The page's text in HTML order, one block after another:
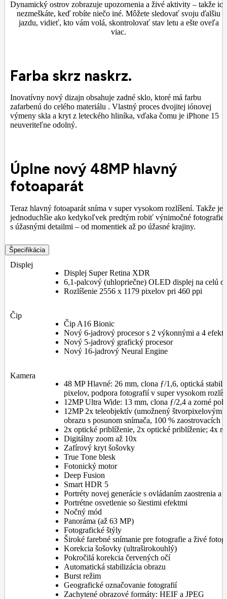
Dynamický ostrov zobrazuje upozornenia a živé aktivity – takže ich
nezmeškáte, keď robíte niečo iné. Môžete sledovať svoju ďalšiu
jazdu, vidieť, kto vám volá, skontrolovať stav letu a ešte oveľa
viac.
Farba skrz naskrz.
Inovatívny nový dizajn obsahuje zadné sklo, ktoré má farbu
zafarbenú do celého materiálu . Vlastný proces dvojitej iónovej
výmeny skla a kryt z leteckého hliníka, vďaka čomu je iPhone 15
neuveriteľne odolný.
Úplne nový 48MP hlavný
fotoaparát
Teraz hlavný fotoaparát sníma v super vysokom rozlíšení. Takže je
jednoduchšie ako kedykoľvek predtým robiť výnimočné fotografie
s úžasnými detailmi – od momentiek až po úžasné krajiny.
Špecifikácia
Displej
Displej Super Retina XDR
6,1-palcový (uhlopriečne) OLED displej na celú
Rozlíšenie 2556 x 1179 pixelov pri 460 ppi
Čip
Čip A16 Bionic
Nový 6-jadrový procesor s 2 výkonnými a 4
Nový 5-jadrový grafický procesor
Nový 16-jadrový Neural Engine
Kamera
48 MP Hlavné: 26 mm, clona ƒ/1,6, optická
pixelov, podpora fotografií v super vysokom
12MP Ultra Wide: 13 mm, clona ƒ/2,4 a zorné
12MP 2x teleobjektív (umožnený štvorpixelovým
obrazu s posunom snímača, 100 % zaostrovacích
2x optické priblíženie, 2x optické priblíženie; 4x
Digitálny zoom až 10x
Zafírový kryt šošovky
True Tone blesk
Fotonický motor
Deep Fusion
Smart HDR 5
Portréty novej generácie s ovládaním zaostrenia a
Portrétne osvetlenie so šiestimi efektmi
Nočný mód
Panoráma (až 63 MP)
Fotografické štýly
Široké farebné snímanie pre fotografie a živé
Korekcia šošovky (ultraširokouhlý)
Pokročilá korekcia červených očí
Automatická stabilizácia obrazu
Burst režim
Geografické označovanie fotografií
Zachytené obrazové formáty: HEIF a JPEG